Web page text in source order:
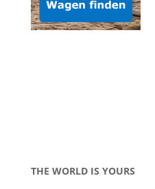
THE WORLD IS YOURS